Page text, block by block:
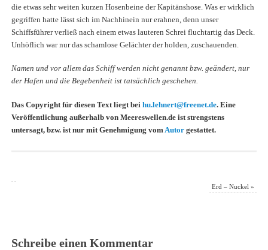
die etwas sehr weiten kurzen Hosenbeine der Kapitänshose. Was er wirklich
gegriffen hatte lässt sich im Nachhinein nur erahnen, denn unser
Schiffsführer verließ nach einem etwas lauteren Schrei fluchtartig das Deck.
Unhöflich war nur das schamlose Gelächter der holden, zuschauenden.
Namen und vor allem das Schiff werden nicht genannt bzw. geändert, nur
der Hafen und die Begebenheit ist tatsächlich geschehen.
Das Copyright für diesen Text liegt bei hu.lehnert@freenet.de. Eine
Veröffentlichung außerhalb von Meereswellen.de ist strengstens
untersagt, bzw. ist nur mit Genehmigung vomAutorgestattet.
Erd – Nuckel»
Schreibe einen Kommentar